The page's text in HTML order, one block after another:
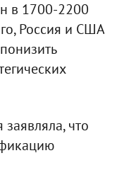
в 1700-2200
Россия и США
что